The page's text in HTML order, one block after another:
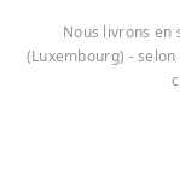
Nous livrons en
(Luxembourg) -